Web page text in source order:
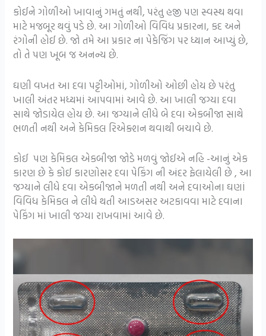
કોઈને ગોળીઓ ખાવાનું ગમતું નથી, પરંતુ હજી પણ સ્વસ્થ થવા
માટે મજબૂર થવું પડે છે. આ ગોળીઓ વિવિધ પ્રકારના, કદ અને
રંગોની હોઈ છે. જો તમે આ પ્રકાર ના પેકેજિંગ પર ધ્યાન આપ્યું છે,
તો તે પણ ખૂબ જ અનન્ય છે.
ઘણી વખત આ દવા પટ્ટીઓમાં, ગોળીઓ ઓછી હોય છે પરંતુ
ખાલી અંતર મધ્યમાં આપવામાં આવે છે. આ ખાલી જગ્યા દવા
સાથે જોડાયેલ હોય છે. આ જગ્યાને લીધે બે દવા એકબીજા સાથે
ભળતી નથી અને કેમિકલ રિએક્શન થવાથી બચાવે છે.
કોઈ પણ કેમિકલ એકબીજા જોડે મળવું જોઈએ નહિ -આનું એક
કારણ છે કે કોઈ કારણોસર દવા પેકિંગ ની અંદર ફેલાયેલી છે , આ
જગ્યાને લીધે દવા એકબીજાને મળતી નથી અને દવાઓના ઘણાં
વિવિધ કેમિકલ ને લીધે થતી આડઅસર અટકાવવા માટે દવાના
પેકિંગ માં ખાલી જગ્યા રાખવામાં આવે છે.